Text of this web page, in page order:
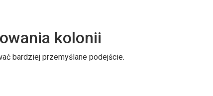
kolonii
bardziej przemyślane podejście.